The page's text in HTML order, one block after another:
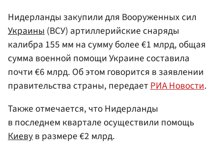
Нидерланды закупили для Вооруженных сил
Украины(ВСУ) артиллерийские снаряды
калибра 155 мм на сумму более €1 млрд, общая
сумма военной помощи Украине составила
почти €6 млрд. Об этом говорится в заявлении
правительства страны, передаетРИА Новости.
Также отмечается, что Нидерланды
в последнем квартале осуществили помощь
Киевув размере €2 млрд.